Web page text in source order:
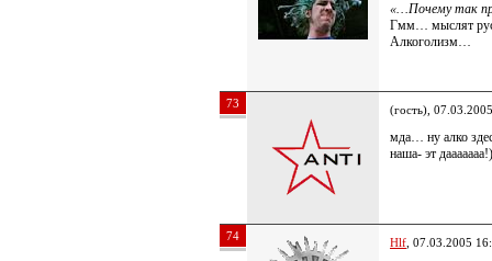
«…Почему так
Гмм… мыслят
Алкоголизм…
73 (гость),
мда… ну алко
наша- эт
74 Hlf , 07.03.2005